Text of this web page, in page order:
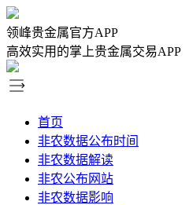
领峰贵金属官方APP
高效实用的掌上贵金属交易APP
首页
非农数据公布时间
非农数据解读
非农公布网站
非农数据影响